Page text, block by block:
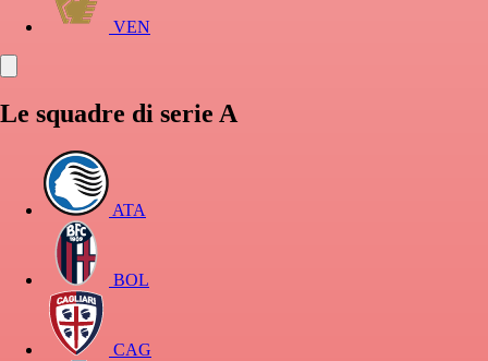
VEN
Le squadre di serie A
ATA
BOL
CAG